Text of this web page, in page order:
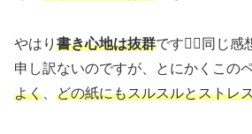
やはり 書き心地は抜群です👍🏻同じ
申し訳ないのですが、とにかくこの
よく
どの紙にもスルスルとストレ